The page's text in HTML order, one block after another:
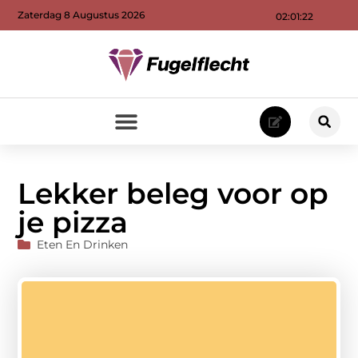
02:01:23
Zaterdag 8 Augustus 2026
Lekker beleg voor op
je pizza
Eten En Drinken